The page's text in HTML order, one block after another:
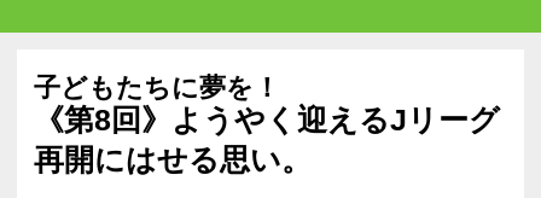
子どもたちに夢を！
《第8回》ようやく迎えるJリーグ
再開にはせる思い。